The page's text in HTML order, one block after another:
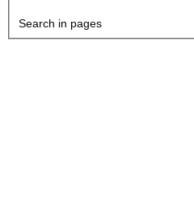
Search in pages